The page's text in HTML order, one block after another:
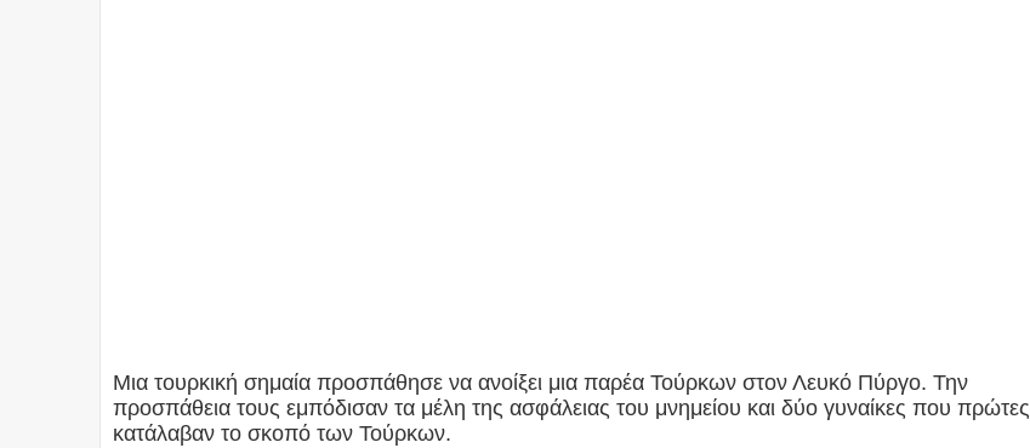
Μια τουρκική σημαία προσπάθησε να ανοίξει μια παρέα Τούρκων στον Λευκό Πύργο. Την
προσπάθεια τους εμπόδισαν τα μέλη της ασφάλειας του μνημείου και δύο γυναίκες που πρώτες
κατάλαβαν το σκοπό των Τούρκων.